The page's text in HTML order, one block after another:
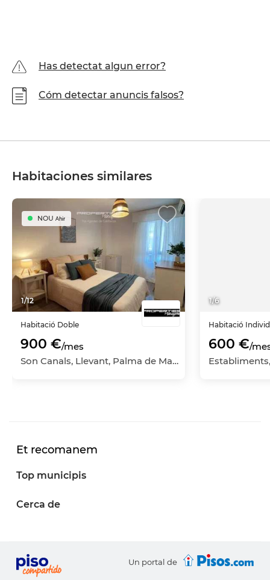
Has detectat algun error?
Cóm detectar anuncis falsos?
Habitaciones similares
1/12
NOU Ahir
Habitació Doble
900 €/mes
Son Canals, Llevant, Palma de Mallorca, Islas Baleares - Illes Balears
1/6
Habitació
600 €/
Et recomanem
Top municipis
Cerca de
Un portal de